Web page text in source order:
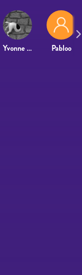
Yvonne López Pabloo